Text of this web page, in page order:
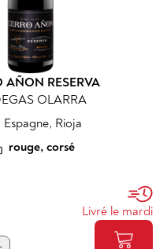
AÑON RESERVA
OLARRA
Espagne, Rioja
rouge, corsé
Livré le mardi